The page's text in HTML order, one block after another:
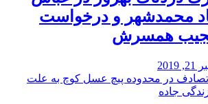
محمدشهر و درخواست
همسرش